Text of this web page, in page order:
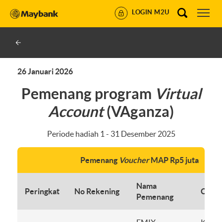
LOGIN M2U
26 Januari 2026
Pemenang program Virtual
Account(VAganza)
Periode hadiah 1 - 31 Desember 2025
Pemenang VoucherMAP Rp5 juta
Peringkat No Rekening
Nama
Pemenang